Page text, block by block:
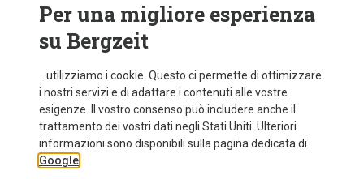
Risparmi 33%
Per una migliore esperienza
su Bergzeit
...utilizziamo i cookie. Questo ci permette di ottimizzare
i nostri servizi e di adattare i contenuti alle vostre
esigenze. Il vostro consenso può includere anche il
trattamento dei vostri dati negli Stati Uniti. Ulteriori
informazioni sono disponibili sulla pagina dedicata di
Google